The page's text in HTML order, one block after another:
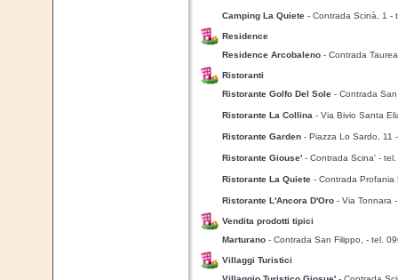
Camping La Quiete - Contrada Scinà, 1 -
Residence
Residence Arcobaleno - Contrada
Ristoranti
Ristorante Golfo Del Sole - Contrada
Ristorante La Collina - Via Bivio Santa
Ristorante Garden - Piazza Lo Sardo, 11
Ristorante Giouse' - Contrada Scina' -
Ristorante La Quiete - Contrada
Ristorante L'Ancora D'Oro - Via Tonnara
Vendita prodotti tipici
Marturano - Contrada San Filippo, - tel.
Villaggi Turistici